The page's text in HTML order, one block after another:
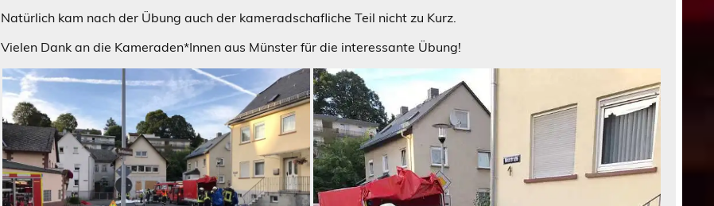
Natürlich kam nach der Übung auch der kameradschafliche Teil nicht zu Kurz.
Vielen Dank an die Kameraden*Innen aus Münster für die interessante Übung!